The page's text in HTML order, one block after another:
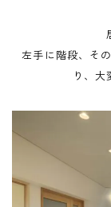
左手に階段、そ
り、大